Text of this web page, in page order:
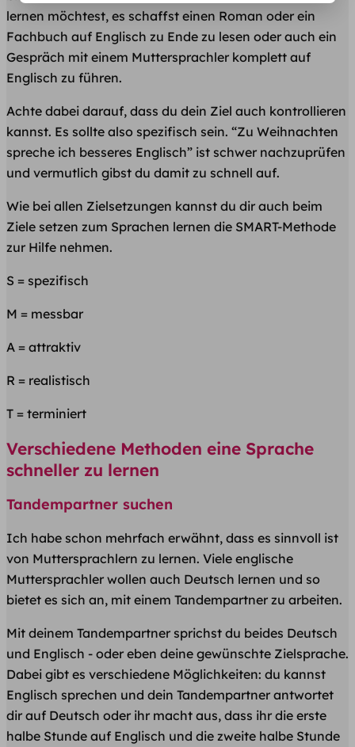
lernen möchtest, es schaffst einen Roman oder ein
Fachbuch auf Englisch zu Ende zu lesen oder auch ein
Gespräch mit einem Muttersprachler komplett auf
Englisch zu führen.
Achte dabei darauf, dass du dein Ziel auch kontrollieren
kannst. Es sollte also spezifisch sein. “Zu Weihnachten
spreche ich besseres Englisch” ist schwer nachzuprüfen
und vermutlich gibst du damit zu schnell auf.
Wie bei allen Zielsetzungen kannst du dir auch beim
Ziele setzen zum Sprachen lernen die SMART-Methode
zur Hilfe nehmen.
S = spezifisch
M = messbar
A = attraktiv
R = realistisch
T = terminiert
Verschiedene Methoden eine Sprache
schneller zu lernen
Tandempartner suchen
Ich habe schon mehrfach erwähnt, dass es sinnvoll ist
von Muttersprachlern zu lernen. Viele englische
Muttersprachler wollen auch Deutsch lernen und so
bietet es sich an, mit einem Tandempartner zu arbeiten.
Mit deinem Tandempartner sprichst du beides Deutsch
und Englisch - oder eben deine gewünschte Zielsprache.
Dabei gibt es verschiedene Möglichkeiten: du kannst
Englisch sprechen und dein Tandempartner antwortet
dir auf Deutsch oder ihr macht aus, dass ihr die erste
halbe Stunde auf Englisch und die zweite halbe Stunde